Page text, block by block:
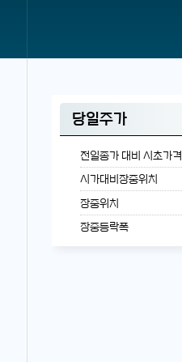
당일주가
전일종가 대비 시초가격
시가대비장중위치
장중위치
장중등락폭